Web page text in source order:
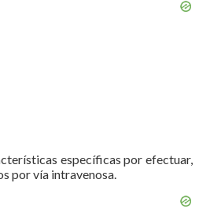
específicas por efectuar,
por vía intravenosa.